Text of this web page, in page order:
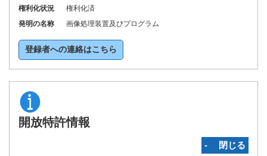
権利化状況
権利化済
発明の名称
画像処理装置及びプログラム
登録者への連絡はこちら
開放特許情報
‐ 閉じる